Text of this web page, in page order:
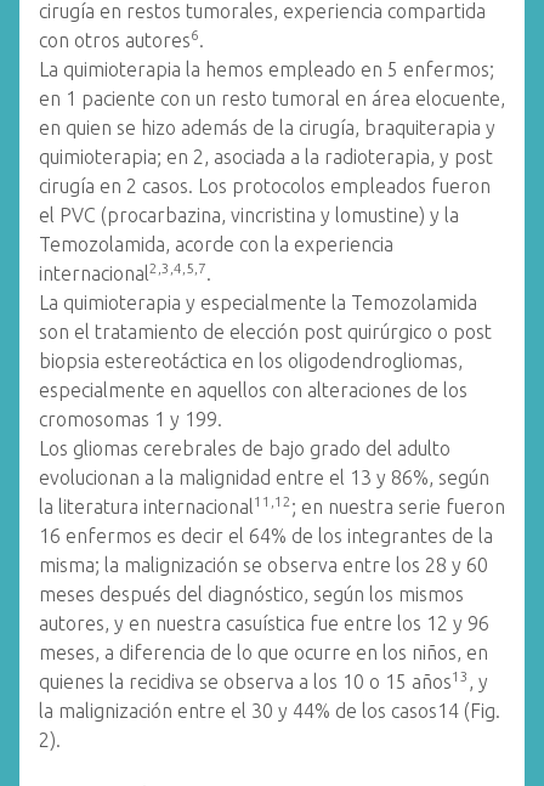
cirugía en restos tumorales, experiencia compartida
con otros autores6.
La quimioterapia la hemos empleado en 5 enfermos;
en 1 paciente con un resto tumoral en área elocuente,
en quien se hizo además de la cirugía, braquiterapia y
quimioterapia; en 2, asociada a la radioterapia, y post
cirugía en 2 casos. Los protocolos empleados fueron
el PVC (procarbazina, vincristina y lomustine) y la
Temozolamida, acorde con la experiencia
internacional2,3,4,5,7.
La quimioterapia y especialmente la Temozolamida
son el tratamiento de elección post quirúrgico o post
biopsia estereotáctica en los oligodendrogliomas,
especialmente en aquellos con alteraciones de los
cromosomas 1 y 199.
Los gliomas cerebrales de bajo grado del adulto
evolucionan a la malignidad entre el 13 y 86%, según
la literatura internacional11,12 ; en nuestra serie fueron
16 enfermos es decir el 64% de los integrantes de la
misma; la malignización se observa entre los 28 y 60
meses después del diagnóstico, según los mismos
autores, y en nuestra casuística fue entre los 12 y 96
meses, a diferencia de lo que ocurre en los niños, en
quienes la recidiva se observa a los 10 o 15 años13 , y
la malignización entre el 30 y 44% de los casos14 (Fig.
2).